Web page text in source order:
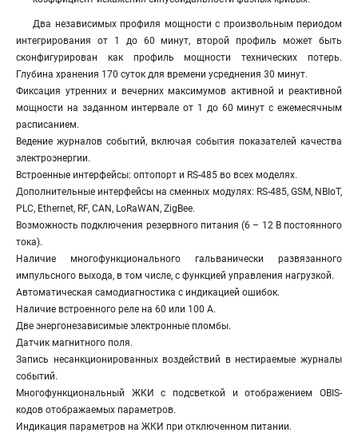
Два независимых профиля мощности с произвольным периодом
интегрирования от 1 до 60 минут, второй профиль может быть
сконфигурирован как профиль мощности технических потерь.
Глубина хранения 170 суток для времени усреднения 30 минут.
Фиксация утренних и вечерних максимумов активной и реактивной
мощности на заданном интервале от 1 до 60 минут с ежемесячным
расписанием.
Ведение журналов событий, включая события показателей качества
электроэнергии.
Встроенные интерфейсы: оптопорт и RS-485 во всех моделях.
Дополнительные интерфейсы на сменных модулях: RS-485, GSM, NBIoT,
PLC, Ethernet, RF, CAN, LoRaWAN, ZigBee.
Возможность подключения резервного питания (6 – 12 В постоянного
тока).
Наличие многофункционального гальванически развязанного
импульсного выхода, в том числе, с функцией управления нагрузкой.
Автоматическая самодиагностика с индикацией ошибок.
Наличие встроенного реле на 60 или 100 А.
Две энергонезависимые электронные пломбы.
Датчик магнитного поля.
Запись несанкционированных воздействий в нестираемые журналы
событий.
Многофункциональный ЖКИ c подсветкой и отображением OBIS-
кодов отображаемых параметров.
Индикация параметров на ЖКИ при отключенном питании.